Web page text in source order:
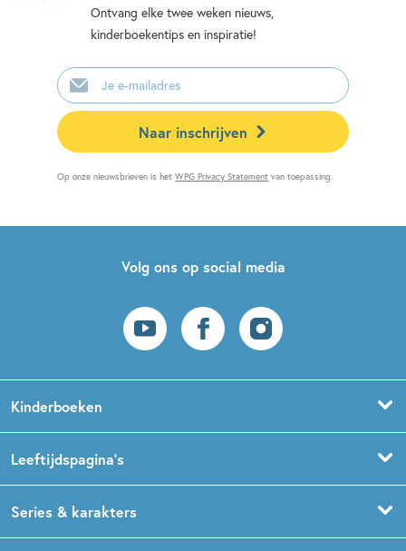
Ontvang elke twee weken nieuws,
kinderboekentips en inspiratie!
E-
mailadres
Naar inschrijven
Op onze nieuwsbrieven is hetWPG Privacy Statement van toepassing.
Volg ons op social media
Kinderboeken
Prentenboeken
Leeftijdspagina’s
Boekentips 1,5 - 3 jaar
Series & karakters